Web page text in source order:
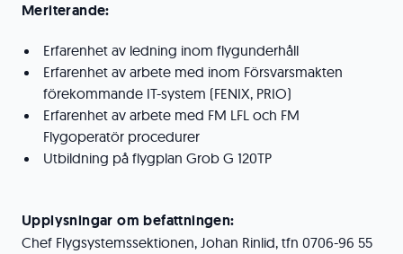
Meriterande:
Erfarenhet av ledning inom flygunderhåll
Erfarenhet av arbete med inom Försvarsmakten
förekommande IT-system (FENIX, PRIO)
Erfarenhet av arbete med FM LFL och FM
Flygoperatör procedurer
Utbildning på flygplan Grob G 120TP
Upplysningar om befattningen:
Chef Flygsystemssektionen, Johan Rinlid, tfn 0706-96 55